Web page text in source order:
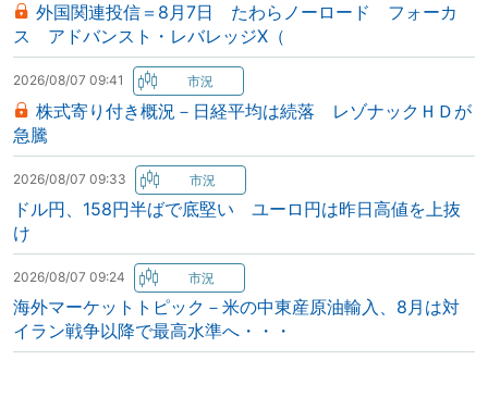
外国関連投信＝8月7日 たわらノーロード フォーカ
ス アドバンスト・レバレッジX（
2026/08/07 09:41
株式寄り付き概況－日経平均は続落 レゾナックＨＤが
急騰
2026/08/07 09:33
ドル円、158円半ばで底堅い ユーロ円は昨日高値を上抜
け
2026/08/07 09:24
海外マーケットトピック－米の中東産原油輸入、8月は対
イラン戦争以降で最高水準へ・・・